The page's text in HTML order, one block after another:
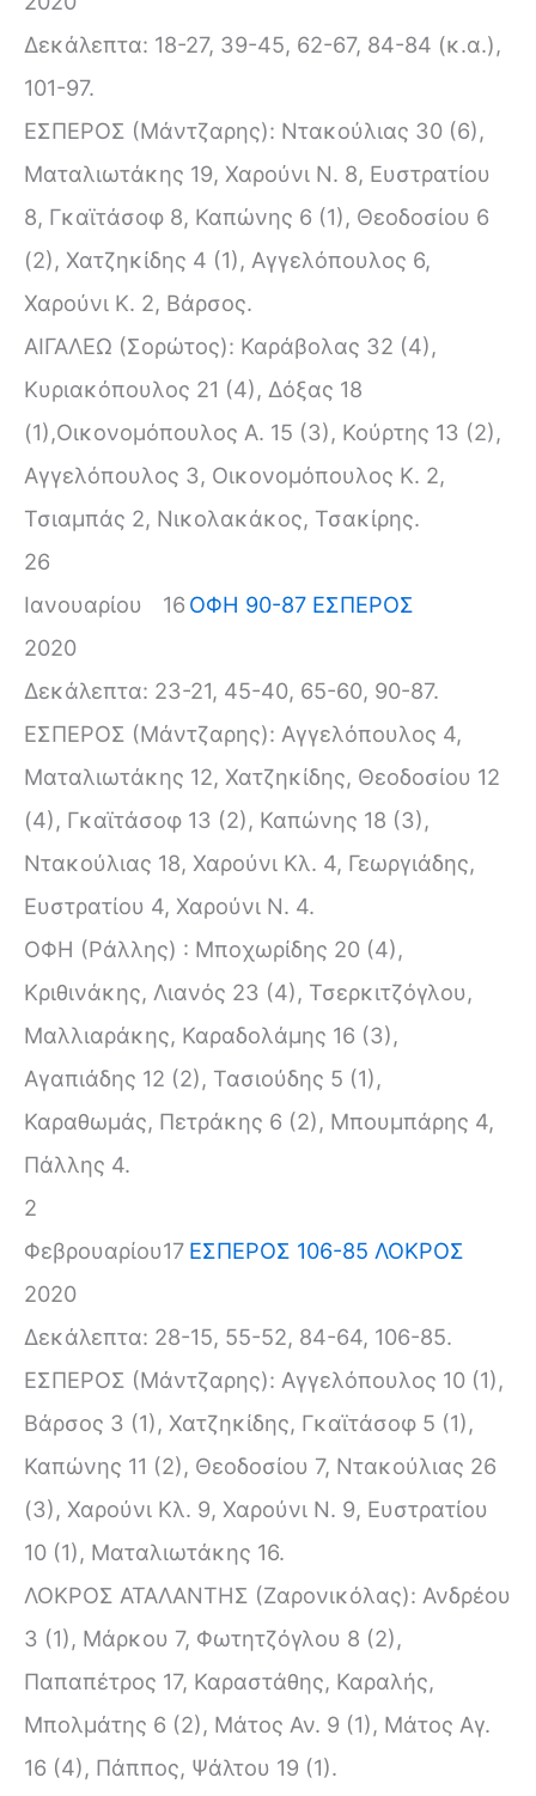
Δεκάλεπτα: 18-27, 39-45, 62-67, 84-84 (κ.α.),
101-97.
ΕΣΠΕΡΟΣ (Μάντζαρης): Ντακούλιας 30 (6),
Ματαλιωτάκης 19, Χαρούνι Ν. 8, Ευστρατίου
8, Γκαϊτάσοφ 8, Καπώνης 6 (1), Θεοδοσίου 6
(2), Χατζηκίδης 4 (1), Αγγελόπουλος 6,
Χαρούνι Κ. 2, Βάρσος.
ΑΙΓΑΛΕΩ (Σορώτος): Καράβολας 32 (4),
Κυριακόπουλος 21 (4), Δόξας 18
(1),Οικονομόπουλος Α. 15 (3), Κούρτης 13 (2),
Αγγελόπουλος 3, Οικονομόπουλος Κ. 2,
Τσιαμπάς 2, Νικολακάκος, Τσακίρης.
26
Ιανουαρίου
2020
16 ΟΦΗ 90-87 ΕΣΠΕΡΟΣ
Δεκάλεπτα: 23-21, 45-40, 65-60, 90-87.
ΕΣΠΕΡΟΣ (Μάντζαρης): Αγγελόπουλος 4,
Ματαλιωτάκης 12, Χατζηκίδης, Θεοδοσίου 12
(4), Γκαϊτάσοφ 13 (2), Καπώνης 18 (3),
Ντακούλιας 18, Χαρούνι Κλ. 4, Γεωργιάδης,
Ευστρατίου 4, Χαρούνι Ν. 4.
ΟΦΗ (Ράλλης) : Μποχωρίδης 20 (4),
Κριθινάκης, Λιανός 23 (4), Τσερκιτζόγλου,
Μαλλιαράκης, Καραδολάμης 16 (3),
Αγαπιάδης 12 (2), Τασιούδης 5 (1),
Καραθωμάς, Πετράκης 6 (2), Μπουμπάρης 4,
Πάλλης 4.
2
Φεβρουαρίου
2020
17 ΕΣΠΕΡΟΣ 106-85 ΛΟΚΡΟΣ
Δεκάλεπτα: 28-15, 55-52, 84-64, 106-85.
ΕΣΠΕΡΟΣ (Μάντζαρης): Αγγελόπουλος 10 (1),
Βάρσος 3 (1), Χατζηκίδης, Γκαϊτάσοφ 5 (1),
Καπώνης 11 (2), Θεοδοσίου 7, Ντακούλιας 26
(3), Χαρούνι Κλ. 9, Χαρούνι Ν. 9, Ευστρατίου
10 (1), Ματαλιωτάκης 16.
ΛΟΚΡΟΣ ΑΤΑΛΑΝΤΗΣ (Ζαρονικόλας): Ανδρέου
3 (1), Μάρκου 7, Φωτητζόγλου 8 (2),
Παπαπέτρος 17, Καραστάθης, Καραλής,
Μπολμάτης 6 (2), Μάτος Αν. 9 (1), Μάτος Αγ.
16 (4), Πάππος, Ψάλτου 19 (1).